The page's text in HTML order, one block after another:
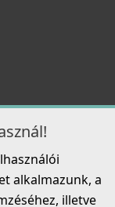
alkalmazunk, a
illetve